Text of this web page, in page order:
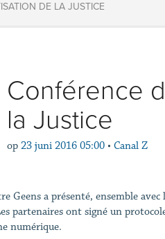
DE LA JUSTICE
Conférence
la Justice
op 23 juni 2016 05:00 • Canal Z
Geens a présenté, ensemble
partenaires ont signé un
numérique.